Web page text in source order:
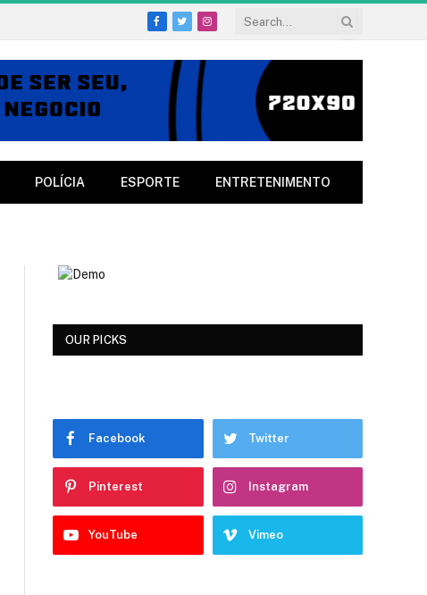
Facebook
TwitterInstagram
POLÍCIA ESPORTE ENTRETENIMENTO
OUR PICKS
Facebook Twitter
Pinterest Instagram
YouTube Vimeo